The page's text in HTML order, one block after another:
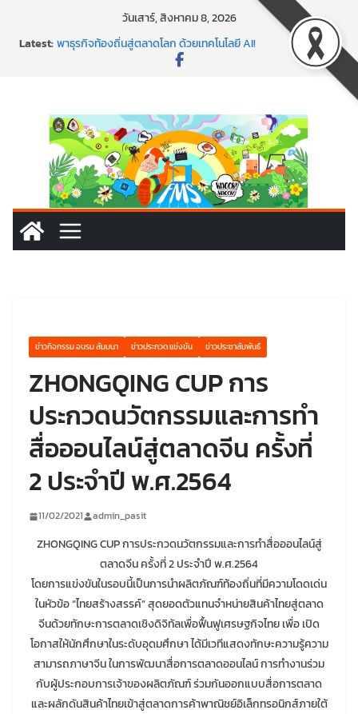
วันเสาร์, สิงหาคม 8, 2026
Latest:พาธุรกิจท้องถิ่นสู่ตลาดโลก ด้วยเทคโนโลยี AI!
SMEs ยุคนี้ ถ้าไม่ใช้ AI ถือว่าพลาดมาก!
พร้อมลุยแล้ว! ปักหมุดโรดแมป AI อัปสกิลธุรกิจให้พุ่งทะยาน
ข่าวกิจกรรม อบรม สัมมนา ข่าวประกวด แข่งขัน ข่าวประชาสัมพันธ์
ZHONGQING CUP การ
ประกวดนวัตกรรมและการทำ
สื่อออนไลน์สู่ตลาดจีน ครั้งที่
2 ประจำปี พ.ศ.2564
11/02/2021 admin_pasit
ZHONGQING CUP การประกวดนวัตกรรมและการทำสื่อออนไลน์สู่
ตลาดจีน ครั้งที่ 2 ประจำปี พ.ศ.2564
โดยการแข่งขันในรอบนี้เป็นการนำผลิตภัณฑ์ท้องถิ่นที่มีความโดดเด่น
ในหัวข้อ “ไทยสร้างสรรค์” สุดยอดตัวแทนจำหน่ายสินค้าไทยสู่ตลาด
จีนด้วยทักษะการตลาดเชิงดิจิทัลเพื่อฟื้นฟูเศรษฐกิจไทย เพื่อ เปิด
โอกาสให้นักศึกษาในระดับอุดมศึกษา ได้มีเวทีแสดงทักษะความรู้ความ
สามารถภาษาจีน ในการพัฒนาสื่อการตลาดออนไลน์ การทำงานร่วม
กับผู้ประกอบการเจ้าของผลิตภัณฑ์ ร่วมกันออกแบบสื่อการตลาด
และผลักดันสินค้าไทยเข้าสู่ตลาดการค้าพาณิชย์อิเล็กทรอนิกส์ภายใต้